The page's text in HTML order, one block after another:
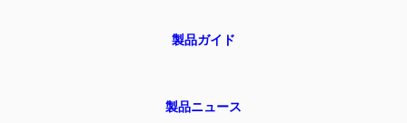
製品ガイド
製品ニュース